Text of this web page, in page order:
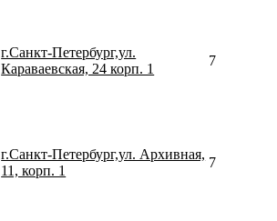
г.Санкт-Петербург,ул.
Караваевская, 24 корп. 1
г.Санкт-Петербург,ул. Архивная,
11, корп. 1